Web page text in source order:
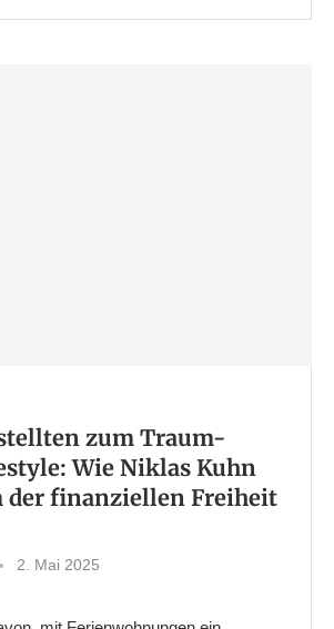
zum Traum-
Wie Niklas Kuhn
der finanziellen Freiheit
2. Mai 2025